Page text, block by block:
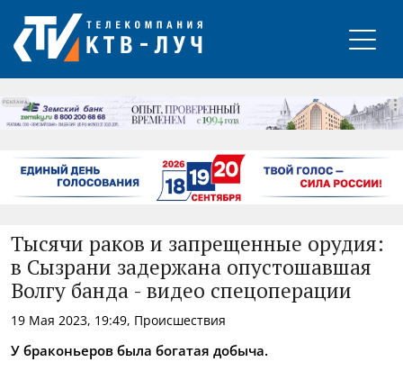
РЕКЛАМА
Тысячи раков и запрещенные орудия:
в Сызрани задержана опустошавшая
Волгу банда - видео спецоперации
19 Мая 2023, 19:49, Происшествия
У браконьеров была богатая добыча.